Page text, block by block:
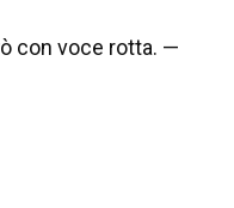
con voce rotta. —